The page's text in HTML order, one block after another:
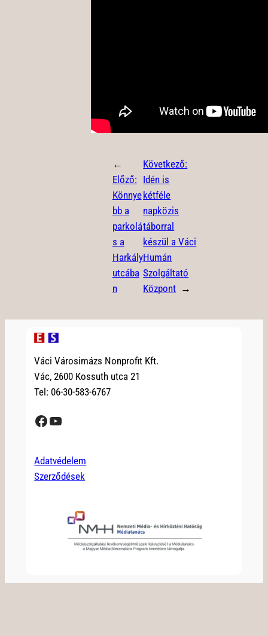
←
Előző:
Könnye
bb a
parkolá
s a
Harkály
utcába
n
Következő:
Idén is
kétféle
napközis
táborral
készül a Váci
Humán
Szolgáltató
Központ →
Váci Városimázs Nonprofit Kft.
Vác, 2600 Kossuth utca 21
Tel: 06-30-583-6767
Facebook YouTube
Adatvédelem
Szerződések